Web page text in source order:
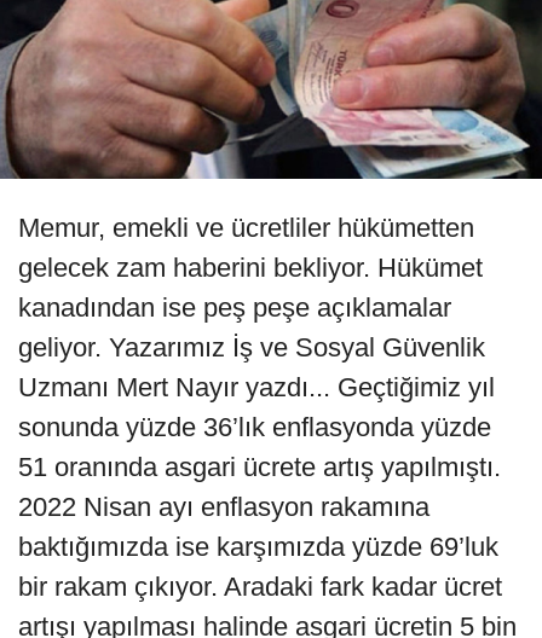
Memur, emekli ve ücretliler hükümetten
gelecek zam haberini bekliyor. Hükümet
kanadından ise peş peşe açıklamalar
geliyor. Yazarımız İş ve Sosyal Güvenlik
Uzmanı Mert Nayır yazdı... Geçtiğimiz yıl
sonunda yüzde 36’lık enflasyonda yüzde
51 oranında asgari ücrete artış yapılmıştı.
2022 Nisan ayı enflasyon rakamına
baktığımızda ise karşımızda yüzde 69’luk
bir rakam çıkıyor. Aradaki fark kadar ücret
artışı yapılması halinde asgari ücretin 5 bin